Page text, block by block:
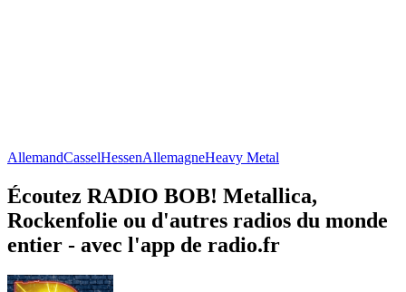
AllemandCasselHessenAllemagneHeavy Metal
Écoutez RADIO BOB! Metallica,
Rockenfolie ou d'autres radios du monde
entier - avec l'app de radio.fr